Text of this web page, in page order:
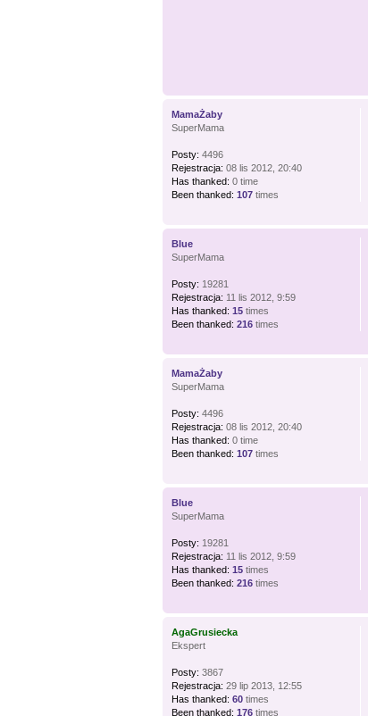
MamaŻaby
SuperMama
Posty: 4496
Rejestracja: 08 lis 2012, 20:40
Has thanked: 0 time
Been thanked: 107 times
Blue
SuperMama
Posty: 19281
Rejestracja: 11 lis 2012, 9:59
Has thanked: 15 times
Been thanked: 216 times
MamaŻaby
SuperMama
Posty: 4496
Rejestracja: 08 lis 2012, 20:40
Has thanked: 0 time
Been thanked: 107 times
Blue
SuperMama
Posty: 19281
Rejestracja: 11 lis 2012, 9:59
Has thanked: 15 times
Been thanked: 216 times
AgaGrusiecka
Ekspert
Posty: 3867
Rejestracja: 29 lip 2013, 12:55
Has thanked: 60 times
Been thanked: 176 times